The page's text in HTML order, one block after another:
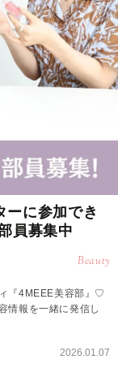
ーに参加でき
員募集中
Beauty
『4MEEE美容部』♡
情報を一緒に発信し
2026.01.07